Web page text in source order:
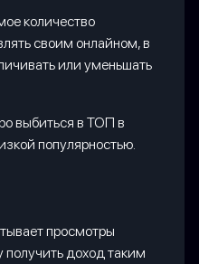
количество
своим онлайном, в
или уменьшать
выбиться в ТОП в
популярностью.
просмотры
получить доход таким